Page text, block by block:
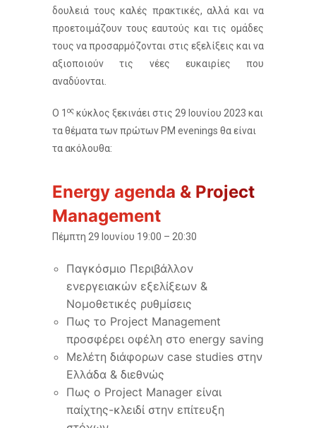
δουλειά τους καλές πρακτικές, αλλά και να
προετοιμάζουν τους εαυτούς και τις ομάδες
τους να προσαρμόζονται στις εξελίξεις και να
αξιοποιούν τις νέες ευκαιρίες που
αναδύονται.
Ο 1 ος κύκλος ξεκινάει στις 29 Ιουνίου 2023 και
τα θέματα των πρώτων ΡΜ evenings θα είναι
τα ακόλουθα:
Energy agenda & Project
Management
Πέμπτη 29 Ιουνίου 19:00 – 20:30
Παγκόσμιο Περιβάλλον
ενεργειακών εξελίξεων &
Νομοθετικές ρυθμίσεις
Πως το Project Management
προσφέρει οφέλη στο energy saving
Μελέτη διάφορων case studies στην
Ελλάδα & διεθνώς
Πως ο Project Manager είναι
παίχτης-κλειδί στην επίτευξη